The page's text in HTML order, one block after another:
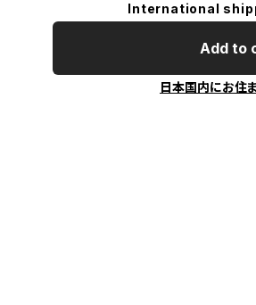
International
Add to
日本国内にお住